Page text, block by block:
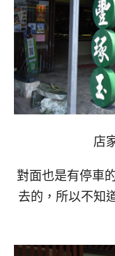
店
對面也是有停車
去的，所以不知